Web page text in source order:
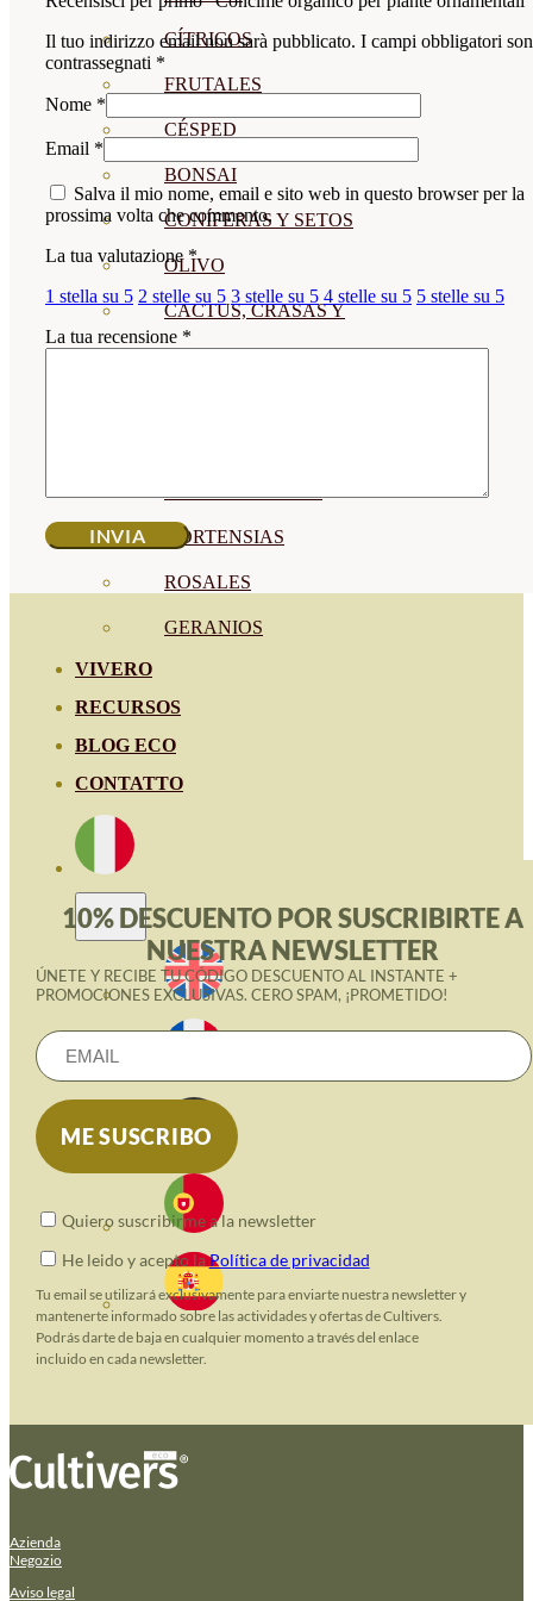
CÍTRICOS
FRUTALES
CÉSPED
BONSAI
CONÍFERAS Y SETOS
OLIVO
CACTUS, CRASAS Y
SUCULENTAS
HORTENSIAS
ROSALES
GERANIOS
VIVERO
RECURSOS
BLOG ECO
CONTATTO
Il tuo indirizzo email non sarà pubblicato. I campi obbligatori
contrassegnati *
Nome *
Email *
Salva il mio nome, email e sito web in questo browser per la
prossima volta che commento.
La tua valutazione *
1 stella su 5 2 stelle su 5 3 stelle su 5 4 stelle su 5 5 stelle su 5
La tua recensione *
10% DESCUENTO POR SUSCRIBIRTE A
NUESTRA NEWSLETTER
ÚNETE Y RECIBE TU CÓDIGO DESCUENTO AL INSTANTE +
PROMOCIONES EXCLUSIVAS. CERO SPAM, ¡PROMETIDO!
Quiero suscribirme a la newsletter
He leido y acepto laPolítica de privacidad
Tu email se utilizará exclusivamente para enviarte nuestra newsletter y
mantenerte informado sobre las actividades y ofertas de Cultivers.
Podrás darte de baja en cualquier momento a través del enlace
incluido en cada newsletter.
Azienda
Negozio
Aviso legal